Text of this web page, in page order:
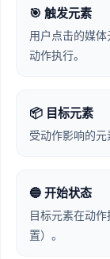
🎯 触发元素
用户点击的媒
动作执行。
📦 目标元素
受动作影响的元
🔵 开始状态
目标元素在动
置）。